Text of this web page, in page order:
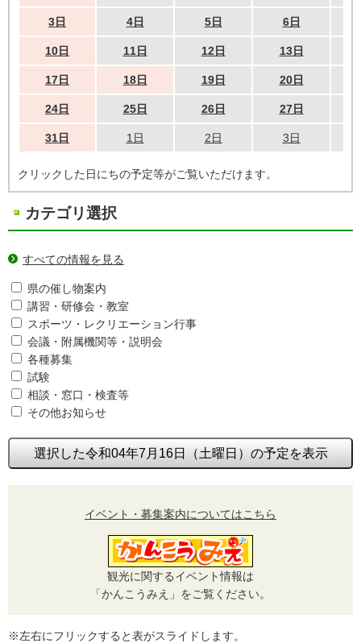
3日 4日 5日 6日
10日 11日 12日 13日
17日 18日 19日 20日
24日 25日 26日 27日
31日 1日 2日 3日
クリックした日にちの予定等がご覧いただけます。
カテゴリ選択
すべての情報を見る
県の催し物案内
講習・研修会・教室
スポーツ・レクリエーション行事
会議・附属機関等・説明会
各種募集
試験
相談・窓口・検査等
その他お知らせ
選択した令和04年7月16日（土曜日）の予定を表示
イベント・募集案内についてはこちら
観光に関するイベント情報は
「かんこうみえ」をご覧ください。
※左右にフリックすると表がスライドします。